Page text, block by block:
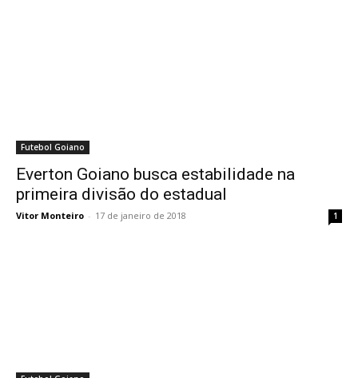
Futebol Goiano
Everton Goiano busca estabilidade na
primeira divisão do estadual
Vitor Monteiro - 17 de janeiro de 2018 1